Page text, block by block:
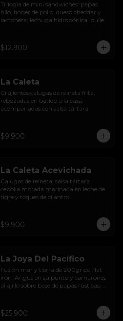
Trilogía de mini sándwiches: papas
hilo, finger de pollo, queso cheddar y
lactonesa; lechuga hidropónica, pulled
salsa tártara, cebolla encurtida,
mayonesa y palta.
$12.900
La Caleta
Crujientes calugas de reineta frita,
rebozadas en batido a la casa,
acompañadas con salsa tártara.
$9.900
La Caleta Acevichada
Calugas de reineta, salsa tártara
cebolla morada marinada en leche de
tigre y toques de cilantro.
$9.900
La Joya Del Pacífico
Fusión mar y tierra de 200gr de Flat
iron  Angus en su punto y camarones
al ajillo sobre base de papas rústicas;
tinta de sepias; calugas de reineta frita
rebozadas en batido de la casa, con
$25.900